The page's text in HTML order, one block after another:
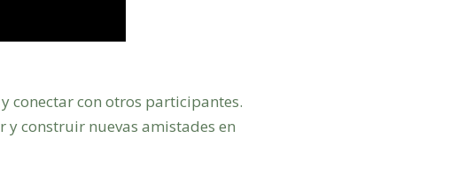
conectar con otros participantes.
construir nuevas amistades en